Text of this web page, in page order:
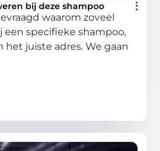
bij deze shampoo
waarom zoveel
een specifieke shampoo,
het juiste adres. We gaan